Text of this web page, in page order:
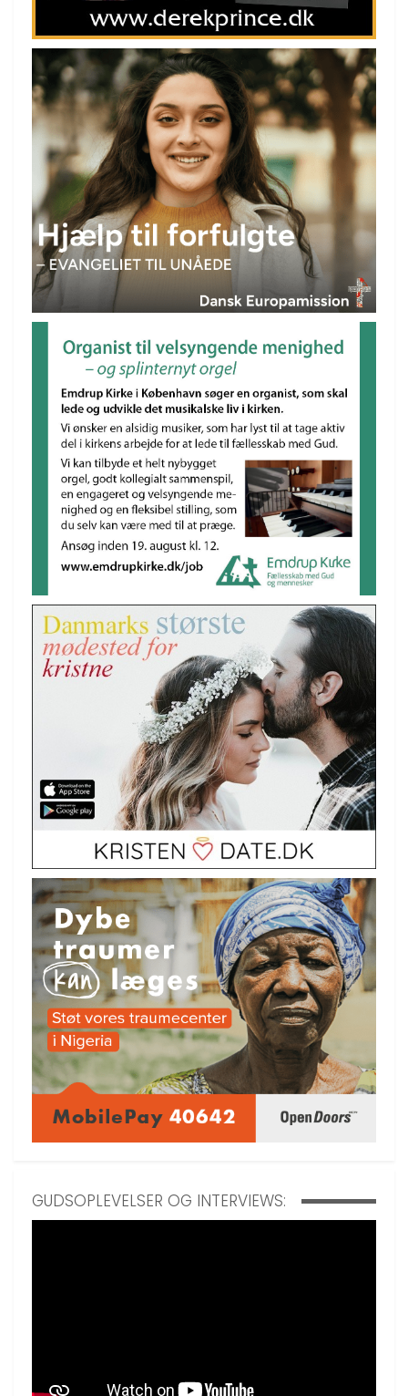
GUDSOPLEVELSER OG INTERVIEWS: